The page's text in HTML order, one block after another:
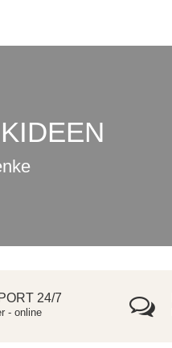
24/7
- online